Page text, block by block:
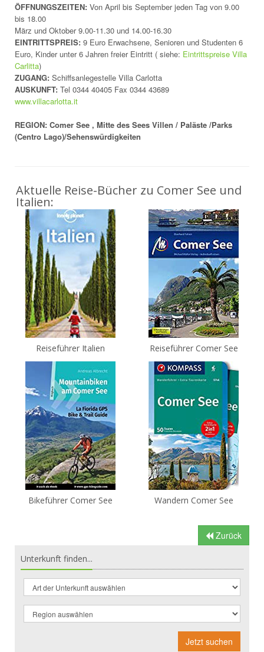
ÖFFNUNGSZEITEN: Von April bis September jeden Tag von 9.00
bis 18.00
März und Oktober 9.00-11.30 und 14.00-16.30
EINTRITTSPREIS: 9 Euro Erwachsene, Senioren und Studenten 6
Euro, Kinder unter 6 Jahren freier Eintritt ( siehe: Eintrittspreise Villa
Carlitta)
ZUGANG: Schiffsanlegestelle Villa Carlotta
AUSKUNFT: Tel 0344 40405 Fax 0344 43689
www.villacarlotta.it
REGION: Comer See , Mitte des Sees Villen / Paläste /Parks
(Centro Lago)/Sehenswürdigkeiten
Aktuelle Reise-Bücher zu Comer See und
Italien:
Reiseführer Italien Reiseführer Comer See
Bikeführer Comer See Wandern Comer See
Zurück
Unterkunft finden...
Jetzt suchen